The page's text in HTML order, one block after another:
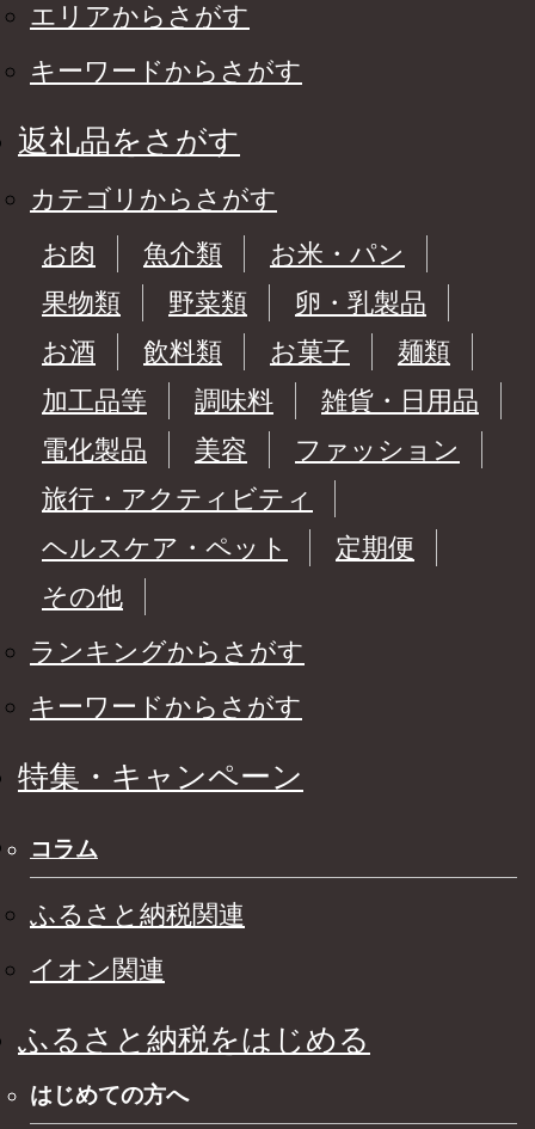
エリアからさがす
キーワードからさがす
返礼品をさがす
カテゴリからさがす
お肉
魚介類
お米・パン
果物類
野菜類
卵・乳製品
お酒
飲料類 お菓子
麺類
加工品等
調味料
雑貨・日用品
電化製品
美容
ファッション
旅行・アクティビティ
ヘルスケア・ペット
定期便
その他
ランキングからさがす
キーワードからさがす
特集・キャンペーン
コラム
ふるさと納税関連
イオン関連
ふるさと納税をはじめる
はじめての方へ